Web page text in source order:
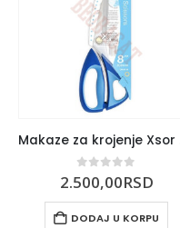
0out of 5
2.500,00RSD
DODAJ U KORPU